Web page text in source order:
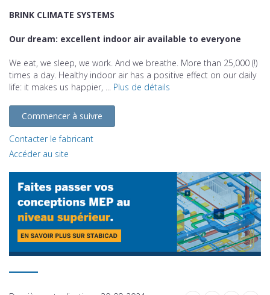
BRINK CLIMATE SYSTEMS
Our dream: excellent indoor air available to everyone
We eat, we sleep, we work. And we breathe. More than 25,000 (!)
times a day. Healthy indoor air has a positive effect on our daily
life: it makes us happier, ... Plus de détails
Commencer à suivre
Contacter le fabricant
Accéder au site